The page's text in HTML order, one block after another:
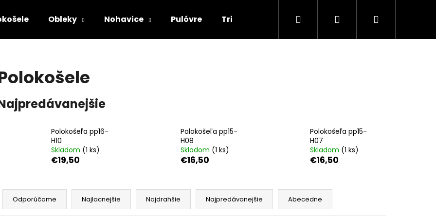
Obleky Nohavice Pulóvre Tričká Darčekové poukážky
Hľadať PrihlásenieNákupný
Polokošeľa pp16-
H10
Skladom (1 ks)
€19,50
Polokošeľa pp15-
H08
Skladom (1 ks)
€16,50
Polokošeľa pp15-
H07
Skladom (1 ks)
€16,50
R
Odporúčame Najlacnejšie Najdrahšie Najpredávanejšie Abecedne
Odporúčame